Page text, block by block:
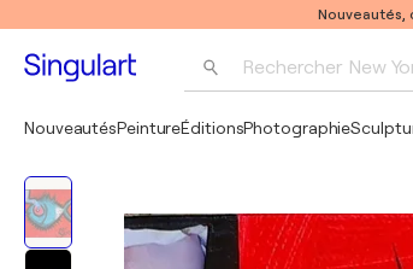
Nouveautés,
Rechercher New
Pablo
NouveautésPeintureÉditionsPhotographie